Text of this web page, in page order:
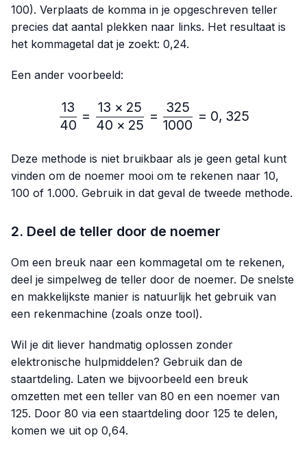
100). Verplaats de komma in je opgeschreven teller
precies dat aantal plekken naar links. Het resultaat is
het kommagetal dat je zoekt: 0,24.
Een ander voorbeeld:
\frac{13}{40}=\frac{13
40
13
=
40 × 25
13 × 25
=
1000
325
= 0, 325
Deze methode is niet bruikbaar als je geen getal kunt
vinden om de noemer mooi om te rekenen naar 10,
100 of 1.000. Gebruik in dat geval de tweede methode.
2. Deel de teller door de noemer
Om een breuk naar een kommagetal om te rekenen,
deel je simpelweg de teller door de noemer. De snelste
en makkelijkste manier is natuurlijk het gebruik van
een rekenmachine (zoals onze tool).
Wil je dit liever handmatig oplossen zonder
elektronische hulpmiddelen? Gebruik dan de
staartdeling. Laten we bijvoorbeeld een breuk
omzetten met een teller van 80 en een noemer van
125. Door 80 via een staartdeling door 125 te delen,
komen we uit op 0,64.